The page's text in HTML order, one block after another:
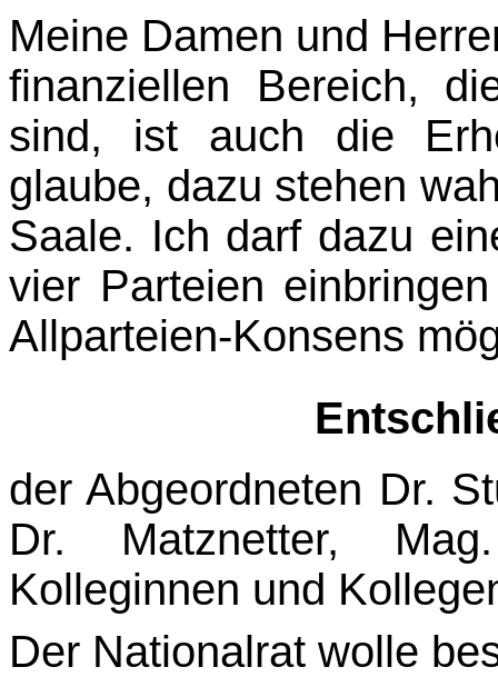
Meine Damen und
finanziellen Bereich,
sind, ist auch die
glaube, dazu stehen
Saale. Ich darf dazu
vier Parteien
Allparteien-Konsens
der Abgeordneten Dr.
Dr. Matznetter,
Kolleginnen und
Der Nationalrat wolle